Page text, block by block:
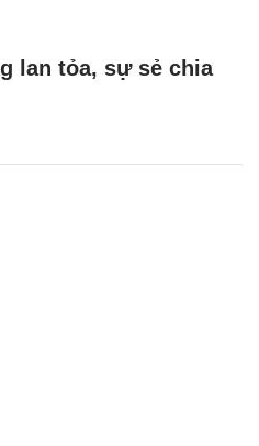
lan tỏa, sự sẻ chia